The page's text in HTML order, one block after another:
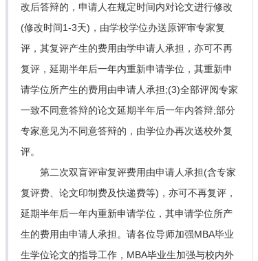
改后答辩的，申请人在规定时间内对论文进行修改
(修改时间1-3天)，由学校学位办送原评审专家复
评，其复评产生的费用由学申请人承担，亦可不再
复评，延期半年后一年内重新申请学位，其重新申
请学位所产生的费用由申请人承担;(3)全部评阅专家
一致不同意答辩的论文延期半年后一年内答辩;部分
专家意见为不同意答辩的，由学位办再次送校外复
评。
第二次双盲评审复评费用由申请人承担(含专家
复评费、论文印制费及快递费等)，亦可不再复评，
延期半年后一年内重新申请学位，其申请学位所产
生的费用由申请人承担。请各位导师加强MBA毕业
生学位论文的指导工作，MBA毕业生加强与校内外